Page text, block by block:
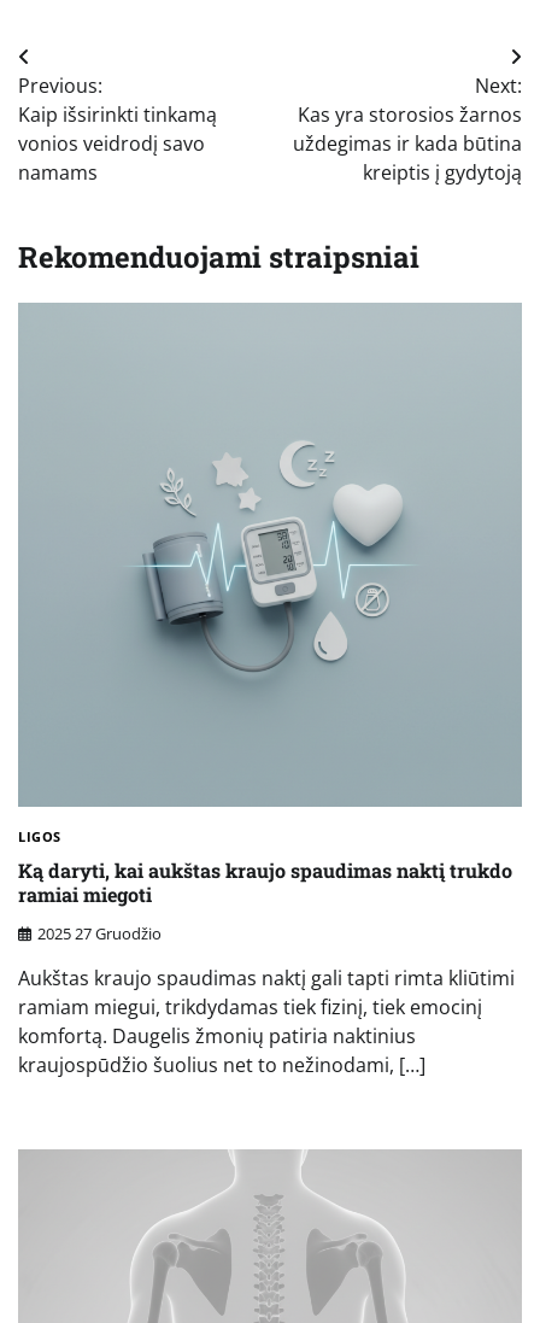
Navigacija
tarp
įrašų
Previous:
Kaip išsirinkti tinkamą
vonios veidrodį savo
namams
Next:
Kas yra storosios žarnos
uždegimas ir kada būtina
kreiptis į gydytoją
Rekomenduojami straipsniai
LIGOS
Ką daryti, kai aukštas kraujo spaudimas naktį trukdo
ramiai miegoti
2025 27 Gruodžio
Aukštas kraujo spaudimas naktį gali tapti rimta kliūtimi
ramiam miegui, trikdydamas tiek fizinį, tiek emocinį
komfortą. Daugelis žmonių patiria naktinius
kraujospūdžio šuolius net to nežinodami, […]